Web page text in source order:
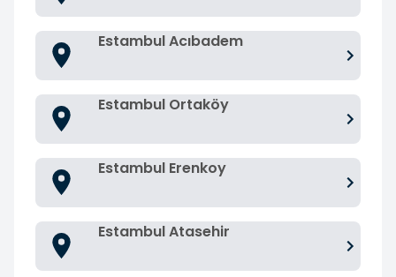
Estambul Acıbadem
Estambul Ortaköy
Estambul Erenkoy
Estambul Atasehir